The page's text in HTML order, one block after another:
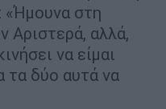
«Ήμουνα στη
Αριστερά, αλλά,
να είμαι
τα δύο αυτά να